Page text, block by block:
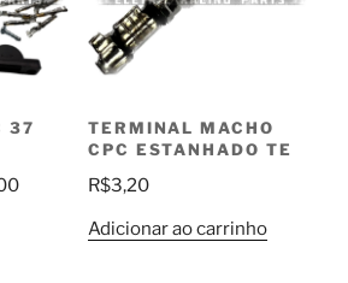
37
Faixa
TERMINAL MACHO
CPC ESTANHADO TE
R$3,20
Adicionar ao carrinho